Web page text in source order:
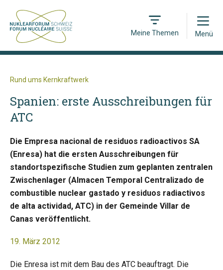
Meine Themen
Open
Menü
Rund ums Kernkraftwerk
Spanien: erste Ausschreibungen für
ATC
Die Empresa nacional de residuos radioactivos SA
(Enresa) hat die ersten Ausschreibungen für
standortspezifische Studien zum geplanten zentralen
Zwischenlager (Almacen Temporal Centralizado de
combustible nuclear gastado y residuos radiactivos
de alta actividad, ATC) in der Gemeinde Villar de
Canas veröffentlicht.
19. März 2012
Die Enresa ist mit dem Bau des ATC beauftragt. Die